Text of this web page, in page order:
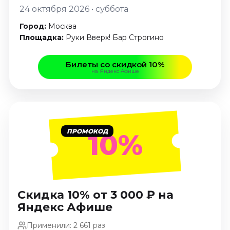
Стендап
Август 2026
Сентябрь 2026
Октябрь 2026
Ноябрь 2026
Август 2026
Сентябрь 2026
Октябрь 2026
Декабрь 2026
Экскурсии
Сентябрь 2026
24 октября 2026 • суббота
Город: Москва
Площадка: Руки Вверх! Бар Строгино
Билеты со скидкой 10%
на Яндекс Афише
ПРОМОКОД10%
Скидка 10% от 3 000 ₽ на
Яндекс Афише
Применили: 2 661 раз